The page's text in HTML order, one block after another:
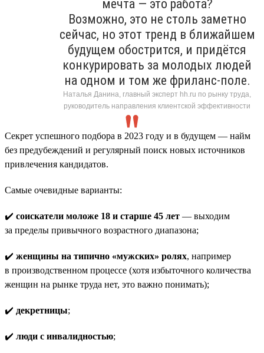
мечта — это работа?
Возможно, это не столь заметно
сейчас, но этот тренд в ближайшем
будущем обострится, и придётся
конкурировать за молодых людей
на одном и том же фриланс-поле.
Наталья Данина, главный эксперт hh.ru по рынку труда,
руководитель направления клиентской эффективности
Секрет успешного подбора в 2023 году и в будущем — найм
без предубеждений и регулярный поиск новых источников
привлечения кандидатов.
Самые очевидные варианты:
✔️ соискатели моложе 18 и старше 45 лет — выходим
за пределы привычного возрастного диапазона;
✔️ женщины на типично «мужских» ролях, например
в производственном процессе (хотя избыточного количества
женщин на рынке труда нет, это важно понимать);
✔️ декретницы;
✔️ люди с инвалидностью;